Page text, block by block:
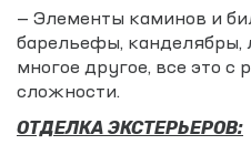
— Элементы каминов и
барельефы, канделябры,
многое другое, все это с
сложности.
ОТДЕЛКА ЭКСТЕРЬЕРОВ: